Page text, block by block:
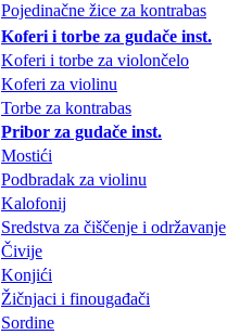
Pojedinačne žice za kontrabas
Koferi i torbe za gudače inst.
Koferi i torbe za violončelo
Koferi za violinu
Torbe za kontrabas
Pribor za gudače inst.
Mostići
Podbradak za violinu
Kalofonij
Sredstva za čiščenje i održavanje
Čivije
Konjići
Žičnjaci i finougađači
Sordine